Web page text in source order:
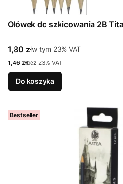
Ołówek do szkicowania 2B
Cena brutto
1,80 złw tym %s VAT
w tym 23% VAT
Cena netto
1,46 złbez 23% VAT
Do koszyka
Bestseller